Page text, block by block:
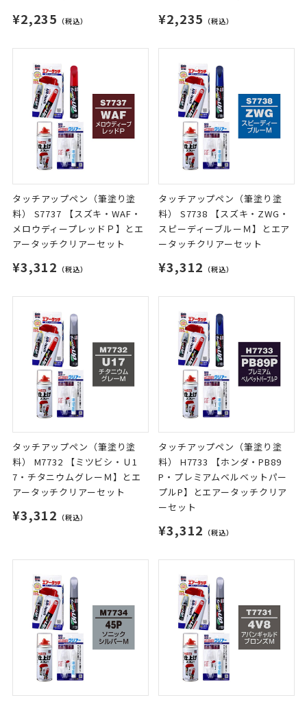
¥2,235 （税込） ¥2,235 （税込）
タッチアップペン（筆塗り塗
料） S7737 【スズキ・WAF・
メロウディープレッドＰ】とエ
アータッチクリアーセット
¥3,312 （税込）
タッチアップペン（筆塗り塗
料） S7738 【スズキ・ZWG・
スピーディーブルーＭ】とエア
ータッチクリアーセット
¥3,312 （税込）
タッチアップペン（筆塗り塗
料） M7732 【ミツビシ・Ｕ1
7・チタニウムグレーＭ】とエ
アータッチクリアーセット
¥3,312 （税込）
タッチアップペン（筆塗り塗
料） H7733 【ホンダ・PB89
P・プレミアムベルベットパー
プルP】とエアータッチクリア
ーセット
¥3,312 （税込）